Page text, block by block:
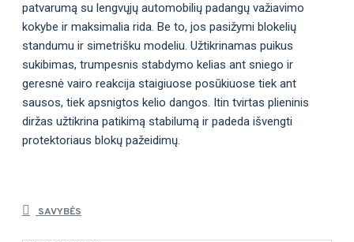
patvarumą su lengvųjų automobilių padangų važiavimo
kokybe ir maksimalia rida. Be to, jos pasižymi blokelių
standumu ir simetrišku modeliu. Užtikrinamas puikus
sukibimas, trumpesnis stabdymo kelias ant sniego ir
geresnė vairo reakcija staigiuose posūkiuose tiek ant
sausos, tiek apsnigtos kelio dangos. Itin tvirtas plieninis
diržas užtikrina patikimą stabilumą ir padeda išvengti
protektoriaus blokų pažeidimų.
SAVYBĖS